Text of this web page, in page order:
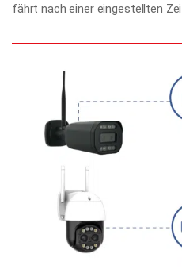
fährt nach einer eingestellten